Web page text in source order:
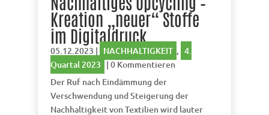
Kreation „neuer“ Stoffe
im Digitaldruck
05.12.2023 | NACHHALTIGKEIT , 4.
Quartal 2023 | 0 Kommentieren
Der Ruf nach Eindämmung der
Verschwendung und Steigerung der
Nachhaltigkeit von Textilien wird lauter